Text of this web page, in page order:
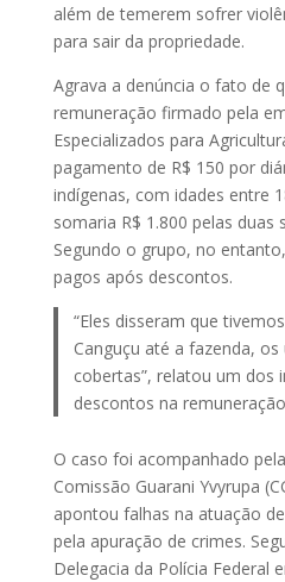
além de temerem sofrer
para sair da propriedade.
Agrava a denúncia o fato de
remuneração firmado pela
Especializados para
pagamento de R$ 150 por
indígenas, com idades entre
somaria R$ 1.800 pelas duas
Segundo o grupo, no
pagos após descontos.
“Eles disseram que
Canguçu até a fazenda,
cobertas”, relatou um dos
descontos na
O caso foi acompanhado
Comissão Guarani Yvyrupa
apontou falhas na atuação
pela apuração de crimes.
Delegacia da Polícia Federal